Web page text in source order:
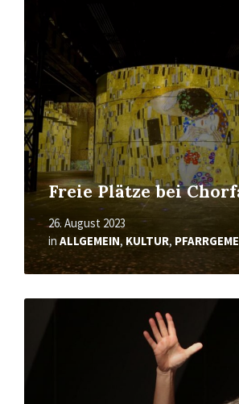
Freie Plätze bei
26. August 2023
in ALLGEMEIN, KULTUR,
Mehr